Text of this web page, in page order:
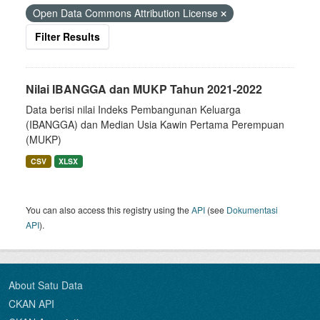
Open Data Commons Attribution License
Filter Results
Nilai IBANGGA dan MUKP Tahun 2021-2022
Data berisi nilai Indeks Pembangunan Keluarga
(IBANGGA) dan Median Usia Kawin Pertama Perempuan
(MUKP)
CSV XLSX
You can also access this registry using theAPI (see Dokumentasi
API).
About Satu Data
CKAN API